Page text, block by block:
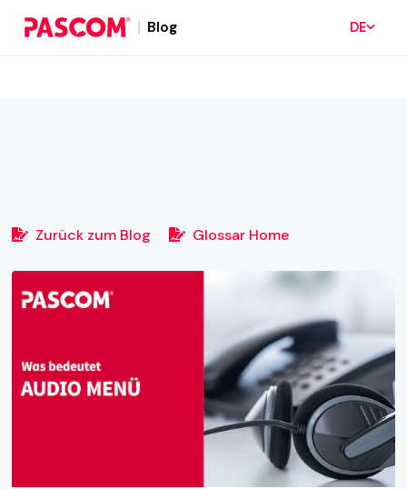
Blog DE
Zurück zum Blog Glossar Home